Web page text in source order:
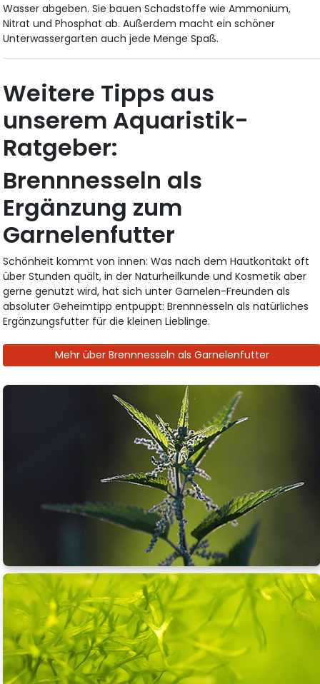
Wasser abgeben. Sie bauen Schadstoffe wie Ammonium,
Nitrat und Phosphat ab. Außerdem macht ein schöner
Unterwassergarten auch jede Menge Spaß.
Weitere Tipps aus
unserem Aquaristik-
Ratgeber:
Brennnesseln als
Ergänzung zum
Garnelenfutter
Schönheit kommt von innen: Was nach dem Hautkontakt oft
über Stunden quält, in der Naturheilkunde und Kosmetik aber
gerne genutzt wird, hat sich unter Garnelen-Freunden als
absoluter Geheimtipp entpuppt: Brennnesseln als natürliches
Ergänzungsfutter für die kleinen Lieblinge.
Mehr über Brennnesseln als Garnelenfutter